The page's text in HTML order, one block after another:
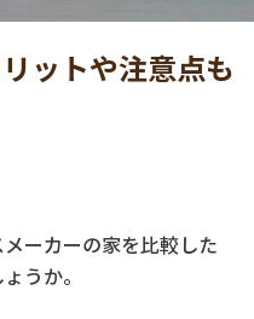
ットや注意点も
ーカーの家を比較した
うか。